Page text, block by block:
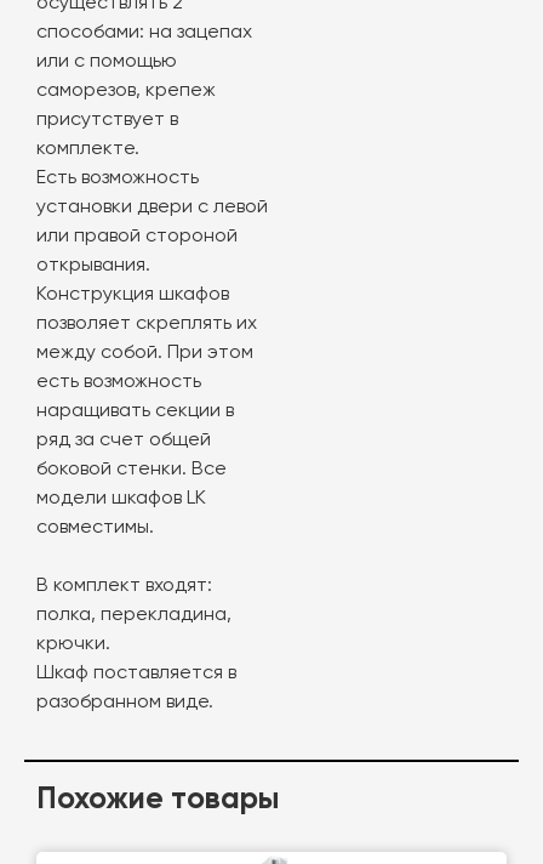
способами: на зацепах
или с помощью
саморезов, крепеж
присутствует в
комплекте.
Есть возможность
установки двери с левой
или правой стороной
открывания.
Конструкция шкафов
позволяет скреплять их
между собой. При этом
есть возможность
наращивать секции в
ряд за счет общей
боковой стенки. Все
модели шкафов LK
совместимы.
В комплект входят:
полка, перекладина,
крючки.
Шкаф поставляется в
разобранном виде.
Похожие товары